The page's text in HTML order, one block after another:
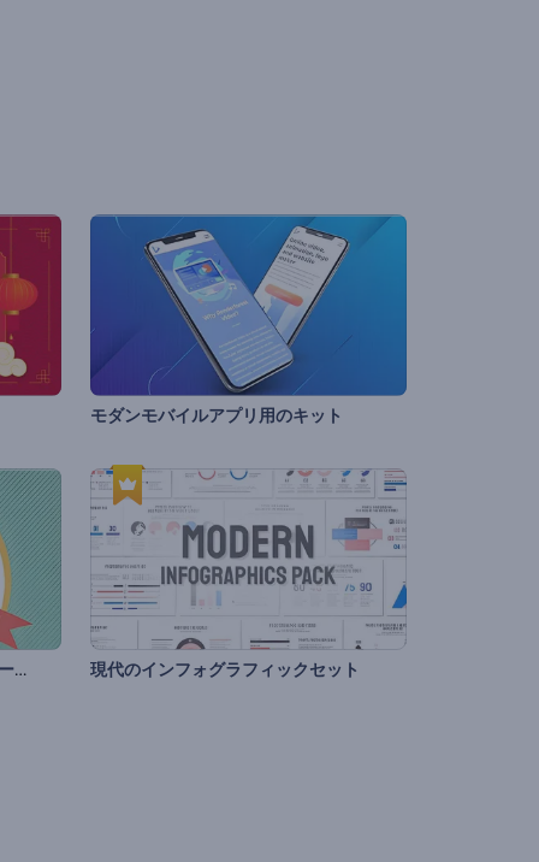
モダンモバイルアプリ用のキット
カートゥーンキャラクタープロモーション 現代のインフォグラフィックセット